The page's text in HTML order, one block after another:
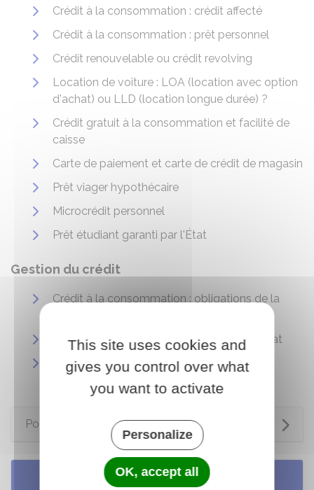
Crédit à la consommation : crédit affecté
Crédit à la consommation : prêt personnel
Crédit renouvelable ou crédit revolving
Location de voiture : LOA (location avec option
d'achat) ou LLD (location longue durée) ?
Crédit gratuit à la consommation et facilité de
caisse
Carte de paiement et carte de crédit de magasin
Prêt viager hypothécaire
Microcrédit personnel
Prêt étudiant garanti par l'État
Gestion du crédit
Crédit à la consommation : obligations de la
Crédit à la consommation : règles du contrat
Crédit à la consommation : assurance de
Pour en savoir plus
Services en ligne et formulaires
This site uses cookies and
gives you control over what
you want to activate
Personalize
OK, accept all